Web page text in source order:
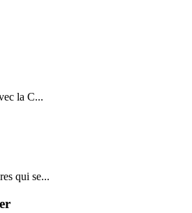
la C...
qui se...